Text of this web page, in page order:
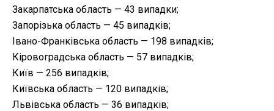
Закарпатська область — 43 випадки;
Запорізька область — 45 випадків;
Івано-Франківська область — 198 випадків;
Кіровоградська область — 57 випадків;
Київ — 256 випадків;
Київська область — 120 випадків;
Львівська область — 36 випадків;